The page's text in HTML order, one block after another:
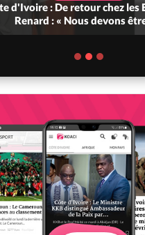
d'Ivoire : De retour chez les
Renard : « Nous devons